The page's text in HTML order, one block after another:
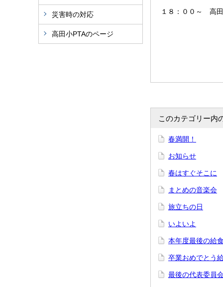
災害時の対応
高田小PTAのページ
１８：００～ 高
このカテゴリー内
春満開！
お知らせ
春はすぐそこに
まとめの音楽会
旅立ちの日
いよいよ
本年度最後の給
卒業おめでとう
最後の代表委員